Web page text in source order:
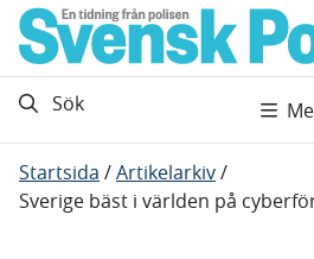
Gå direkt till innehåll
Sök
Startsida /Artikelarkiv/
Sverige bäst i världen på